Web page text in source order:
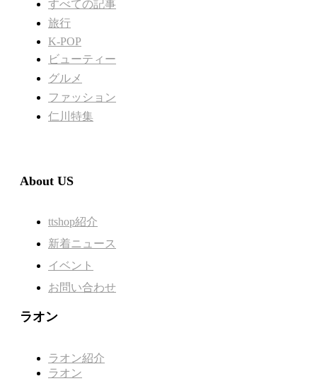
すべての記事
旅行
K-POP
ビューティー
グルメ
ファッション
仁川特集
About US
ttshop紹介
新着ニュース
イベント
お問い合わせ
ラオン
ラオン紹介
ラオン